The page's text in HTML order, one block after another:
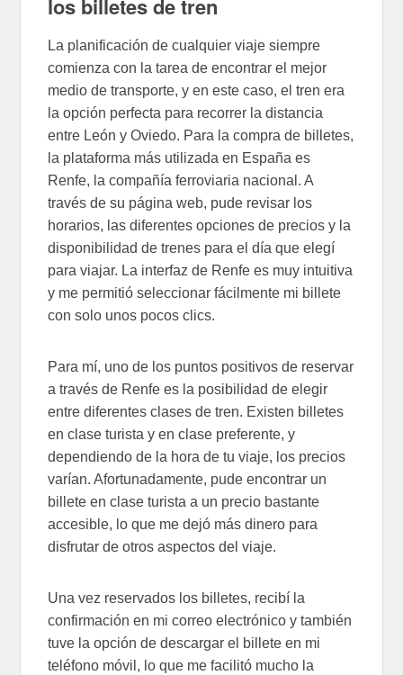
los billetes de tren
La planificación de cualquier viaje siempre
comienza con la tarea de encontrar el mejor
medio de transporte, y en este caso, el tren era
la opción perfecta para recorrer la distancia
entre León y Oviedo. Para la compra de billetes,
la plataforma más utilizada en España es
Renfe, la compañía ferroviaria nacional. A
través de su página web, pude revisar los
horarios, las diferentes opciones de precios y la
disponibilidad de trenes para el día que elegí
para viajar. La interfaz de Renfe es muy intuitiva
y me permitió seleccionar fácilmente mi billete
con solo unos pocos clics.
Para mí, uno de los puntos positivos de reservar
a través de Renfe es la posibilidad de elegir
entre diferentes clases de tren. Existen billetes
en clase turista y en clase preferente, y
dependiendo de la hora de tu viaje, los precios
varían. Afortunadamente, pude encontrar un
billete en clase turista a un precio bastante
accesible, lo que me dejó más dinero para
disfrutar de otros aspectos del viaje.
Una vez reservados los billetes, recibí la
confirmación en mi correo electrónico y también
tuve la opción de descargar el billete en mi
teléfono móvil, lo que me facilitó mucho la